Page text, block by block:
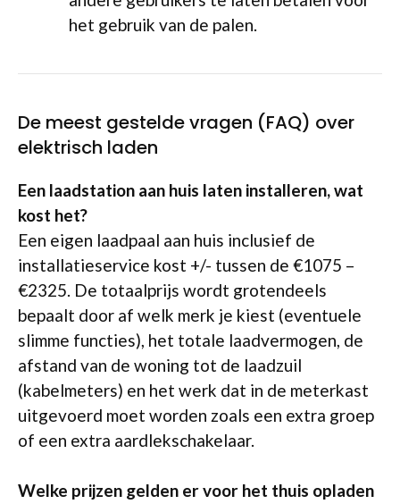
het gebruik van de palen.
De meest gestelde vragen (FAQ) over
elektrisch laden
Een laadstation aan huis laten installeren, wat
kost het?
Een eigen laadpaal aan huis inclusief de
installatieservice kost +/- tussen de €1075 –
€2325. De totaalprijs wordt grotendeels
bepaalt door af welk merk je kiest (eventuele
slimme functies), het totale laadvermogen, de
afstand van de woning tot de laadzuil
(kabelmeters) en het werk dat in de meterkast
uitgevoerd moet worden zoals een extra groep
of een extra aardlekschakelaar.
Welke prijzen gelden er voor het thuis opladen